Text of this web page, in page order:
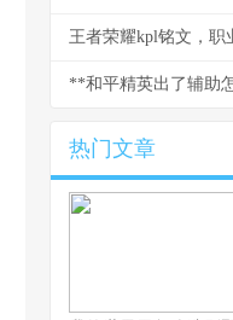
热门文章